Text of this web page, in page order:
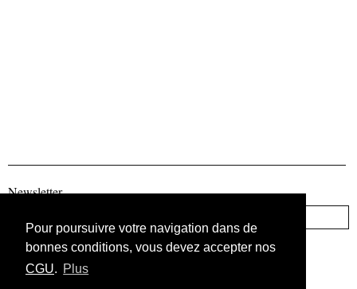
Pour poursuivre votre navigation dans de
bonnes conditions, vous devez accepter nos
CGU. Plus
Newsletter
Information